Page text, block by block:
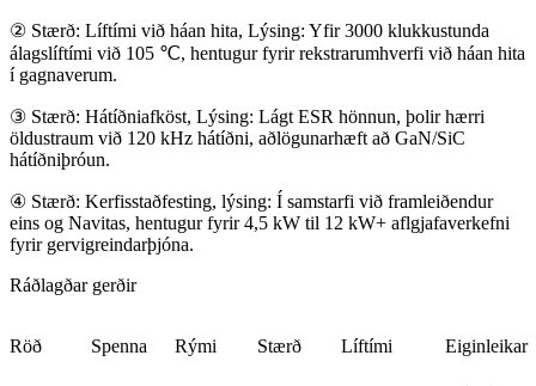
② Stærð: Líftími við háan hita, Lýsing: Yfir 3000 klukkustunda
álagslíftími við 105 ℃, hentugur fyrir rekstrarumhverfi við háan hita
í gagnaverum.
③ Stærð: Hátíðniafköst, Lýsing: Lágt ESR hönnun, þolir hærri
öldustraum við 120 kHz hátíðni, aðlögunarhæft að GaN/SiC
hátíðniþróun.
④ Stærð: Kerfisstaðfesting, lýsing: Í samstarfi við framleiðendur
eins og Navitas, hentugur fyrir 4,5 kW til 12 kW+ aflgjafaverkefni
fyrir gervigreindarþjóna.
Ráðlagðar gerðir
Röð Spenna Rými Stærð Líftími Eiginleikar